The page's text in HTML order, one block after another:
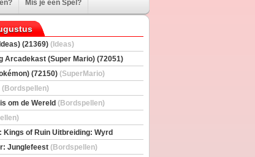
Mis je een Spel?
(21369) (Ideas)
Arcadekast (Super Mario) (72051)
(72150) (SuperMario)
(Bordspellen)
om de Wereld (Bordspellen)
Kings of Ruin Uitbreiding: Wyrd
Junglefeest (Bordspellen)